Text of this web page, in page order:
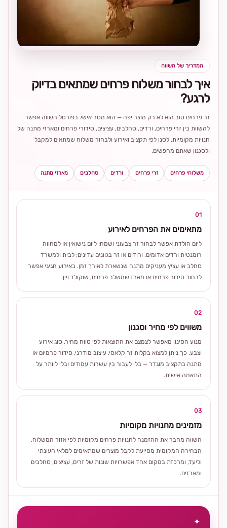
המדריך של השווה
איך לבחור משלוח פרחים שמתאים בדיוק
לרגע?
זר פרחים טוב הוא לא רק מוצר יפה — הוא מסר אישי. בפורטל השווה אפשר
להשוות בין זרי פרחים, ורדים, סחלבים, עציצים, סידורי פרחים ומארזי מתנה של
חנויות מקומיות, לסנן לפי תקציב ואירוע ולבחור משלוח שמתאים למקבל
ולסגנון שאתם מחפשים.
משלוחי פרחים זרי פרחים ורדים סחלבים מארזי מתנה
01
מתאימים את הפרחים לאירוע
ליום הולדת אפשר לבחור זר צבעוני ושמח; ליום נישואין או למחווה
רומנטית ורדים אדומים, ורודים או זר בגוונים עדינים; לבית ולמשרד
סחלב או עציץ מעניקים מתנה שנשארת לאורך זמן. באירוע חגיגי אפשר
לבחור סידור פרחים או מארז שמשלב פרחים, שוקולד ויין.
02
משווים לפי מחיר וסגנון
מנוע הסינון מאפשר לצמצם את התוצאות לפי טווח מחיר, סוג אירוע
וצבע. כך ניתן למצוא בקלות זר קלאסי, עיצוב מודרני, סידור פרמיום או
מתנה בתקציב מוגדר — בלי לעבור בין עשרות עמודים ובלי לוותר על
התאמה אישית.
03
מזמינים מחנויות מקומיות
השווה מחבר את ההזמנה לחנויות פרחים מקומיות לפי אזור המשלוח.
הבחירה המקומית מסייעת לקבל מוצרים שמתאימים למלאי העונתי
וליעד, ומרכזת במקום אחד אפשרויות שונות של זרים, עציצים, סחלבים
ומארזים.
✦